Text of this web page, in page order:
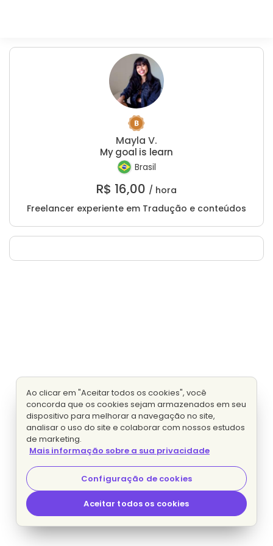
Mayla V.
My goal is learn
Brasil
R$ 16,00 / hora
Freelancer experiente em Tradução e conteúdos
Ao clicar em "Aceitar todos os cookies", você
concorda que os cookies sejam armazenados em seu
dispositivo para melhorar a navegação no site,
analisar o uso do site e colaborar com nossos estudos
de marketing.
Mais informação sobre a sua privacidade
Configuração de cookies
Aceitar todos os cookies